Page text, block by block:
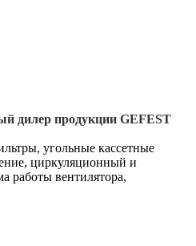
дилер продукции GEFEST
угольные кассетные
циркуляционный и
работы вентилятора,